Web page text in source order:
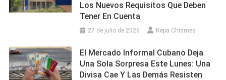
Los Nuevos Requisitos Que Deben
Tener En Cuenta
27 de julio de 2026 Repa Chismes
El Mercado Informal Cubano Deja
Una Sola Sorpresa Este Lunes: Una
Divisa Cae Y Las Demás Resisten